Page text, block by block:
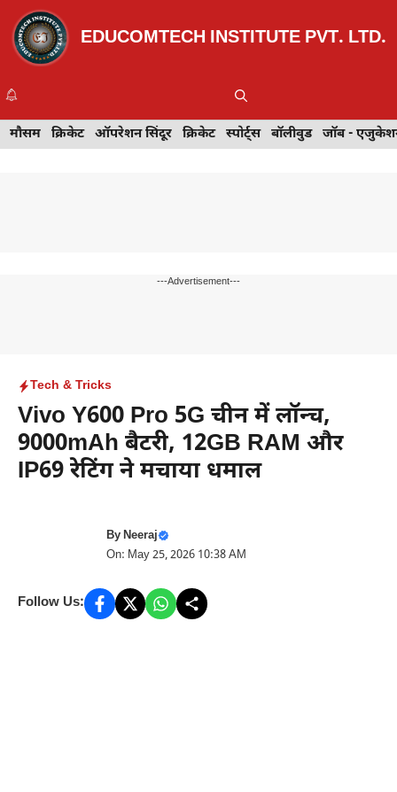
Skip
content
EDUCOMTECH INSTITUTE PVT. LTD.
इवेंट
खेल मेहंदी डिज़ाइन टेक्नोलॉजी ट्रेवल बॉलीवुड जॉब - एजुकेशन
मौसम क्रिकेट ऑपरेशन सिंदूर क्रिकेट स्पोर्ट्स बॉलीवुड जॉब -
---Advertisement---
Tech & Tricks
Vivo Y600 Pro 5G चीन में लॉन्च,
9000mAh बैटरी, 12GB RAM और
IP69 रेटिंग ने मचाया धमाल
ByNeeraj
On: May 25, 2026 10:38 AM
Follow Us: